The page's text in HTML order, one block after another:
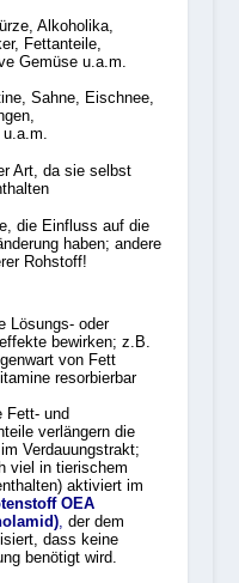
Alkoholika,
Fettanteile,
Gemüse u.a.m.
Sahne, Eischnee,
u.a.m.
Art, da sie selbst
die Einfluss auf die
haben; andere
Rohstoff!
Lösungs- oder
bewirken; z.B.
von Fett
resorbierbar
Fett- und
verlängern die
Verdauungstrakt;
viel in tierischem
aktiviert im
OEA
), der dem
dass keine
benötigt wird.